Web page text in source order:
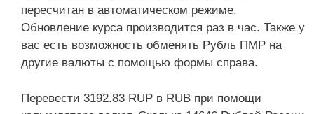
пересчитан в автоматическом режиме.
Обновление курса производится раз в час. Также у
вас есть возможность обменять Рубль ПМР на
другие валюты с помощью формы справа.
Перевести 3192.83 RUP в RUB при помощи